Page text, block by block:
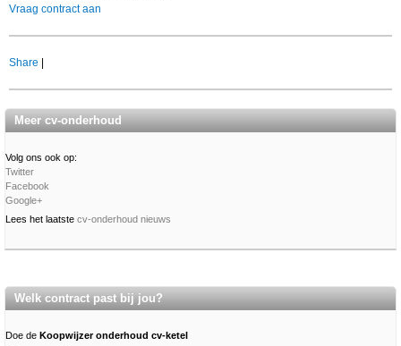
Vraag contract aan
Share
Meer cv-onderhoud
Volg ons ook op:
Twitter
Facebook
Google+
Lees het laatste cv-onderhoud nieuws
Welk contract past bij jou?
Doe de Koopwijzer onderhoud cv-ketel